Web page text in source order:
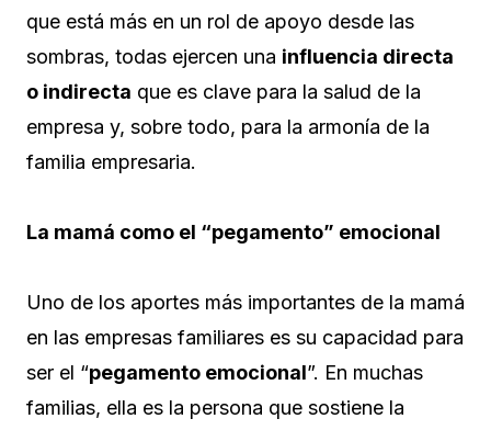
que está más en un rol de apoyo desde las
sombras, todas ejercen una influencia directa
o indirecta que es clave para la salud de la
empresa y, sobre todo, para la armonía de la
familia empresaria.
La mamá como el “pegamento” emocional
Uno de los aportes más importantes de la mamá
en las empresas familiares es su capacidad para
ser el “pegamento emocional”. En muchas
familias, ella es la persona que sostiene la